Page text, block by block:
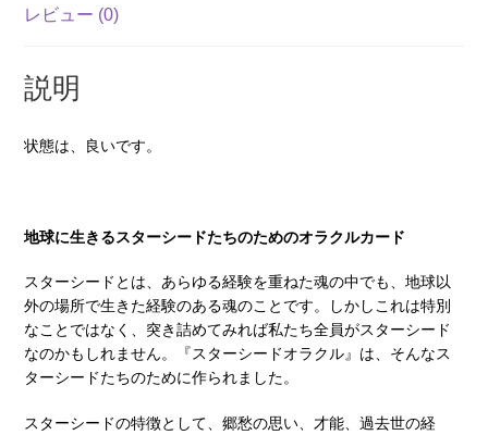
レビュー (0)
説明
状態は、良いです。
地球に生きるスターシードたちのためのオラクルカード
スターシードとは、あらゆる経験を重ねた魂の中でも、地球以
外の場所で生きた経験のある魂のことです。しかしこれは特別
なことではなく、突き詰めてみれば私たち全員がスターシード
なのかもしれません。『スターシードオラクル』は、そんなス
ターシードたちのために作られました。
スターシードの特徴として、郷愁の思い、才能、過去世の経